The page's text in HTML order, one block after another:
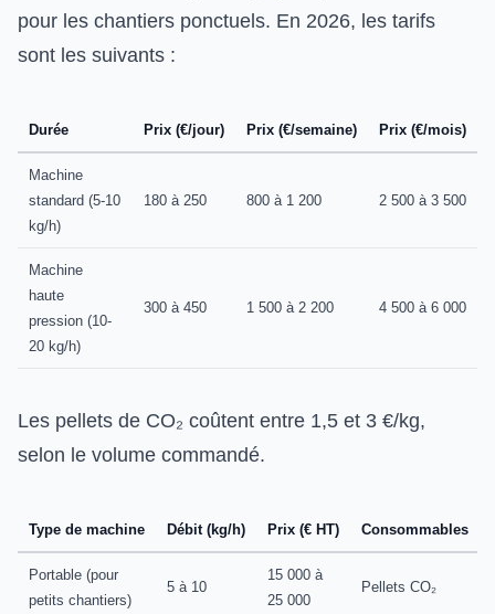
pour les chantiers ponctuels. En 2026, les tarifs
sont les suivants :
Durée Prix (€/jour) Prix (€/semaine) Prix (€/mois)
Machine
standard (5-10
kg/h)
180 à 250 800 à 1 200 2 500 à 3 500
Machine
haute
pression (10-
20 kg/h)
300 à 450 1 500 à 2 200 4 500 à 6 000
Les pellets de CO₂ coûtent entre 1,5 et 3 €/kg,
selon le volume commandé.
Type de machine Débit (kg/h) Prix (€ HT) Consommables
Portable (pour
petits chantiers)
5 à 10
15 000 à
25 000
Pellets CO₂